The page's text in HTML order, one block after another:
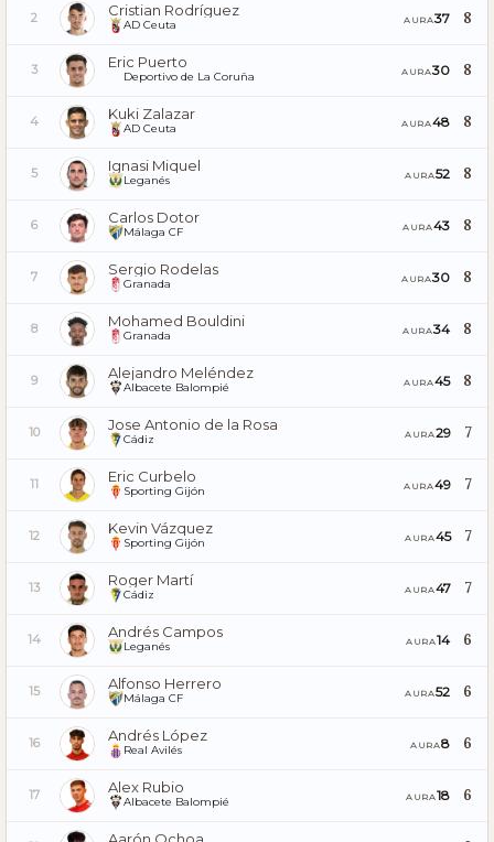
2 Cristian Rodríguez
AD Ceuta AURA37 8
3 Eric Puerto
Deportivo de La Coruña AURA30 8
4 Kuki Zalazar
AD Ceuta AURA48 8
5 Ignasi Miquel
Leganés AURA52 8
6 Carlos Dotor
Málaga CF AURA43 8
7 Sergio Rodelas
Granada AURA30 8
8 Mohamed Bouldini
Granada AURA34 8
9 Alejandro Meléndez
Albacete Balompié AURA45 8
10 Jose Antonio de la Rosa
Cádiz AURA29 7
11 Eric Curbelo
Sporting Gijón AURA49 7
12 Kevin Vázquez
Sporting Gijón AURA45 7
13 Roger Martí
Cádiz AURA47 7
14 Andrés Campos
Leganés AURA14 6
15 Alfonso Herrero
Málaga CF AURA52 6
16 Andrés López
Real Avilés AURA8 6
17 Alex Rubio
Albacete Balompié AURA18 6